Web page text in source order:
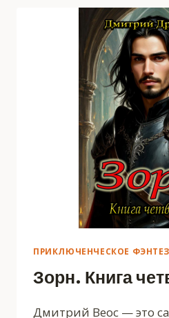
ПРИКЛЮЧЕНЧЕСКОЕ
Зорн. Книга
Дмитрий Веос — это